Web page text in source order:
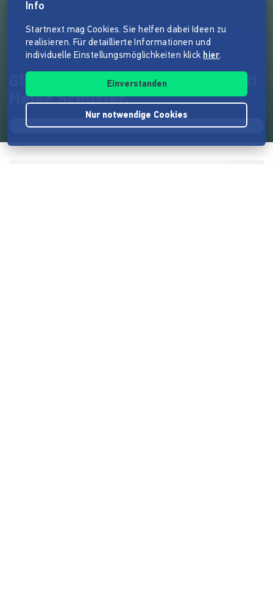
Gleis 3. Tanztheater von und mit
Heike Schuster.
Info
Startnext mag Cookies. Sie helfen dabei Ideen zu
realisieren. Für detaillierte Informationen und
individuelle Einstellungsmöglichkeiten klick hier.
Einverstanden
Nur notwendige Cookies